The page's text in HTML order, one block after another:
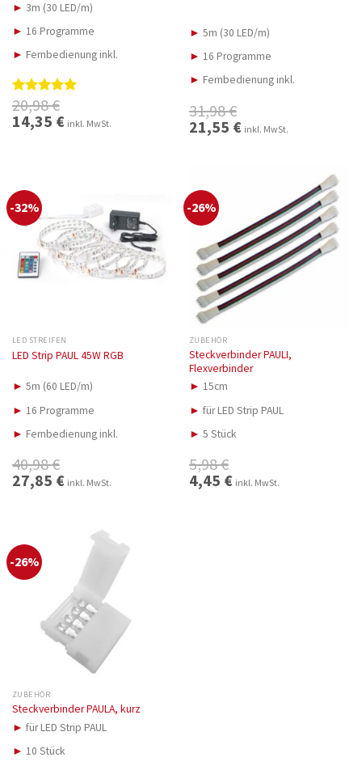
► 3m (30 LED/m)
► 16 Programme
► Fernbedienung inkl.
Bewertet
mit 5.00
von 5
20,98€
Ursprünglicher
Preis
14,35 €Aktueller
Preis
inkl. MwSt.
► 5m (30 LED/m)
► 16 Programme
► Fernbedienung inkl.
31,98€
Ursprünglicher
Preis
21,55 €Aktueller
Preis
inkl. MwSt.
-32%
LED STREIFEN
LED Strip PAUL 45W RGB
► 5m (60 LED/m)
► 16 Programme
► Fernbedienung inkl.
40,98€
Ursprünglicher
Preis
27,85 €Aktueller
Preis
inkl. MwSt.
-26%
ZUBEHÖR
Steckverbinder PAULI,
Flexverbinder
► 15cm
► für LED Strip PAUL
► 5 Stück
5,98€
Ursprünglicher
Preis
4,45 €Aktueller
Preis
inkl. MwSt.
-26%
ZUBEHÖR
Steckverbinder PAULA, kurz
► für LED Strip PAUL
► 10 Stück